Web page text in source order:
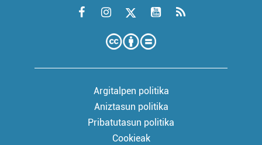
Argitalpen politika
Aniztasun politika
Pribatutasun politika
Cookieak